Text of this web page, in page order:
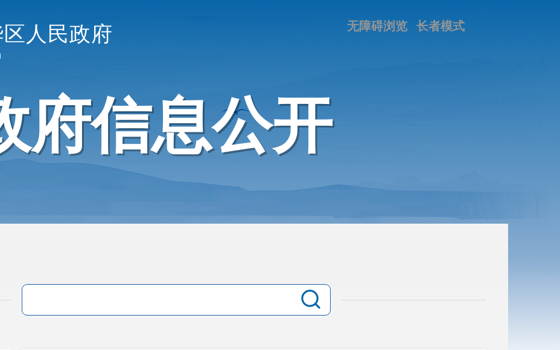
人民政府 长者模式
无障碍浏览
府信息公开